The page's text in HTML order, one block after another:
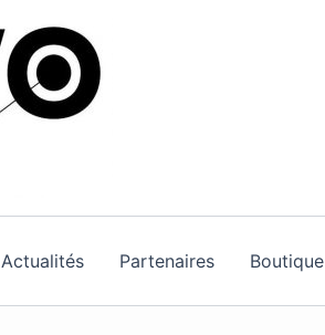
Actualités Partenaires Boutique